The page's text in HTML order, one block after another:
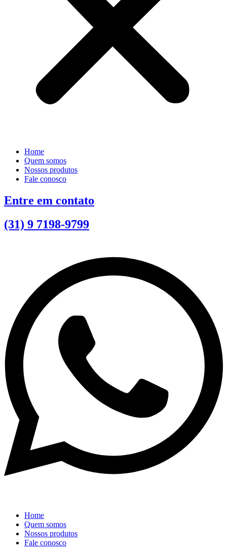
Home
Quem somos
Nossos produtos
Fale conosco
Entre em contato
(31) 9 7198-9799
Home
Quem somos
Nossos produtos
Fale conosco